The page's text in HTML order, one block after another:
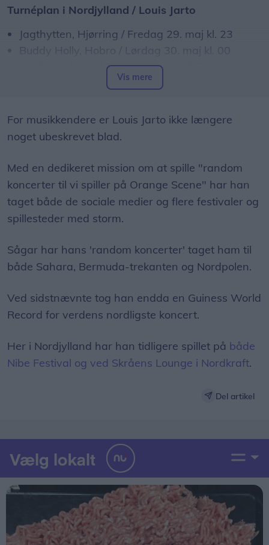
Turnéplan i Nordjylland / Louis Jarto
Jagthytten, Hjørring / Fredag 29. maj kl. 23
Buddy Holly, Hobro / Lørdag 30. maj kl. 00
Heidis, Aalborg / Fredag 12. juni kl. 23
Hugos Garage, Aalborg / Fredag 24. juli kl. 21
Vis mere
For musikkendere er Louis Jarto ikke længere
noget ubeskrevet blad.
Med en dedikeret mission om at spille "random
koncerter til vi spiller på Orange Scene" har han
taget både de sociale medier og flere festivaler og
spillesteder med storm.
Sågar har hans 'random koncerter' taget ham til
både Sahara, Bermuda-trekanten og Nordpolen.
Ved sidstnævnte tog han endda en Guiness World
Record for verdens nordligste koncert.
Her i Nordjylland har han tidligere spillet på både
Nibe Festival og ved Skråens Lounge i Nordkraft.
Del artikel